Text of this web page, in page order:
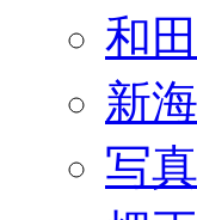
和
新
写